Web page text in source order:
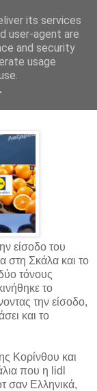
είσοδο του
στη Σκάλα και το
τόνους
το
την είσοδο,
και το
Κορίνθου και
που η lidl
σαν Ελληνικά,
its services
user-agent are
and security
usage